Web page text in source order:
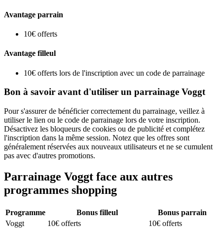
Avantage parrain
10€ offerts
Avantage filleul
10€ offerts lors de l'inscription avec un code de parrainage
Bon à savoir avant d'utiliser un parrainage Voggt
Pour s'assurer de bénéficier correctement du parrainage, veillez à
utiliser le lien ou le code de parrainage lors de votre inscription.
Désactivez les bloqueurs de cookies ou de publicité et complétez
l'inscription dans la même session. Notez que les offres sont
généralement réservées aux nouveaux utilisateurs et ne se cumulent
pas avec d'autres promotions.
Parrainage Voggt face aux autres
programmes shopping
Programme Bonus filleul
Bonus parrain
Voggt
10€ offerts
10€ offerts